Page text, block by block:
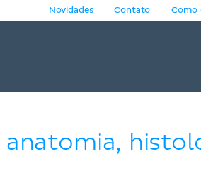
Novidades Contato Como
anatomia,